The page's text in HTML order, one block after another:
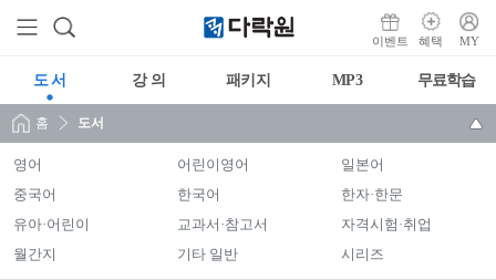
이벤트 혜택 MY
도 서 강 의 패키지 MP3 무료학습
홈 도서
영어 어린이영어
일본어
중국어
한국어
한자·한문
유아·어린이
교과서·참고서
자격시험·취업
월간지
기타 일반 시리즈